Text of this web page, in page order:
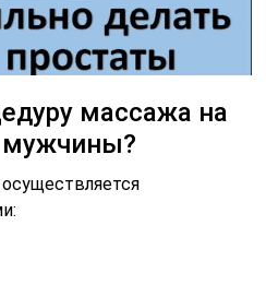
массажа на
мужчины?